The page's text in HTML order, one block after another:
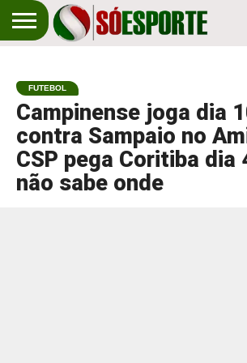
EM
PRIMEIRO
ESPORTE
FUTEBOL
Campinense joga dia
contra Sampaio no
CSP pega Coritiba dia
não sabe onde